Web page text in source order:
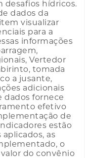
hídricos.
dados da
visualizar
para a
informações
Vertedor
tomada
a jusante,
adicionais
dados fornece
efetivo
de
estão
as
o
do convênio